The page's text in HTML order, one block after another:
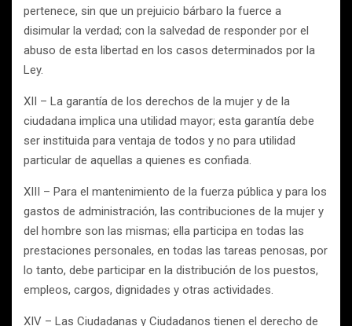
pertenece, sin que un prejuicio bárbaro la fuerce a
disimular la verdad; con la salvedad de responder por el
abuso de esta libertad en los casos determinados por la
Ley.
XII – La garantía de los derechos de la mujer y de la
ciudadana implica una utilidad mayor; esta garantía debe
ser instituida para ventaja de todos y no para utilidad
particular de aquellas a quienes es confiada.
XIII – Para el mantenimiento de la fuerza pública y para los
gastos de administración, las contribuciones de la mujer y
del hombre son las mismas; ella participa en todas las
prestaciones personales, en todas las tareas penosas, por
lo tanto, debe participar en la distribución de los puestos,
empleos, cargos, dignidades y otras actividades.
XIV – Las Ciudadanas y Ciudadanos tienen el derecho de